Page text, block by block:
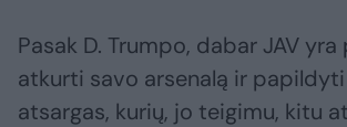
Pasak D. Trumpo, dabar JAV
atkurti savo arsenalą ir
atsargas, kurių, jo teigimu, kitu